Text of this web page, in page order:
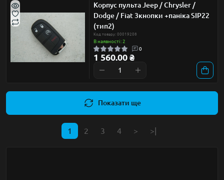
Корпус пульта Jeep / Chrysler /
Dodge / Fiat 3кнопки +паніка SIP22
(тип2)
Код товару: 00019208
В наявності: 2
0
1 560.00 ₴
Показати ще
1 2 3 4 > >|